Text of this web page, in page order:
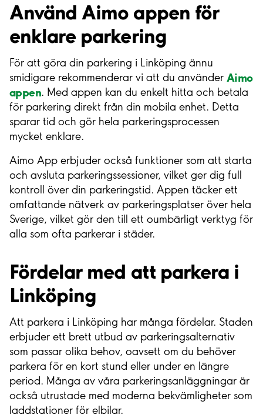
Använd Aimo appen för
enklare parkering
För att göra din parkering i Linköping ännu
smidigare rekommenderar vi att du använder Aimo
appen. Med appen kan du enkelt hitta och betala
för parkering direkt från din mobila enhet. Detta
sparar tid och gör hela parkeringsprocessen
mycket enklare.
Aimo App erbjuder också funktioner som att starta
och avsluta parkeringssessioner, vilket ger dig full
kontroll över din parkeringstid. Appen täcker ett
omfattande nätverk av parkeringsplatser över hela
Sverige, vilket gör den till ett oumbärligt verktyg för
alla som ofta parkerar i städer.
Fördelar med att parkera i
Linköping
Att parkera i Linköping har många fördelar. Staden
erbjuder ett brett utbud av parkeringsalternativ
som passar olika behov, oavsett om du behöver
parkera för en kort stund eller under en längre
period. Många av våra parkeringsanläggningar är
också utrustade med moderna bekvämligheter som
laddstationer för elbilar.